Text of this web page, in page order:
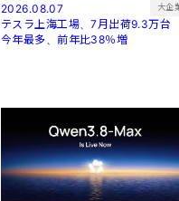
2026.08.07 大企
テスラ上海工場、7月出荷9.3万
今年最多、前年比38％増